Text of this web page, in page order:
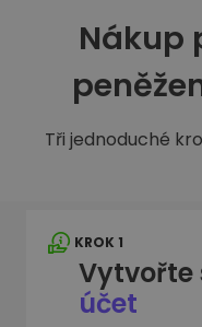
Nákup
Tři jednoduché
KROK 1
Vytvořte
účet